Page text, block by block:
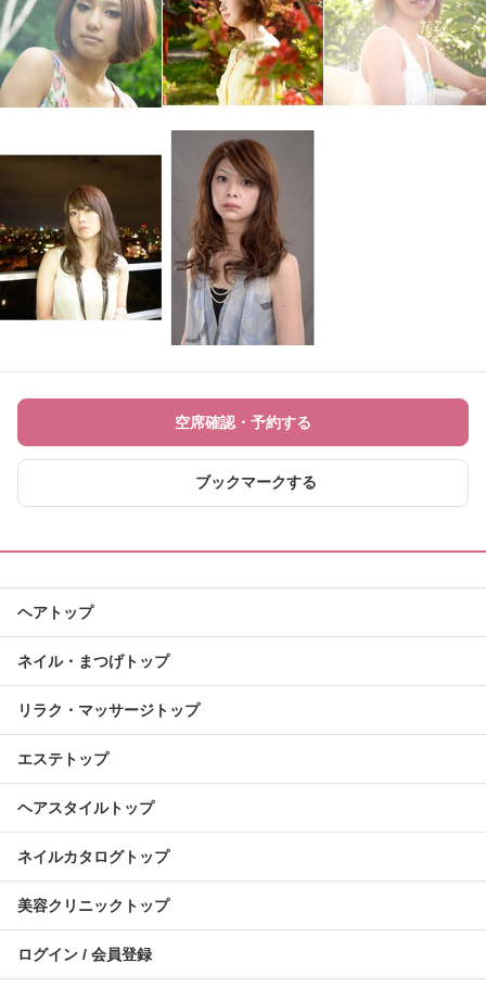
空席確認・予約する
ブックマークする
ヘアトップ
ネイル・まつげトップ
リラク・マッサージトップ
エステトップ
ヘアスタイルトップ
ネイルカタログトップ
美容クリニックトップ
ログイン / 会員登録